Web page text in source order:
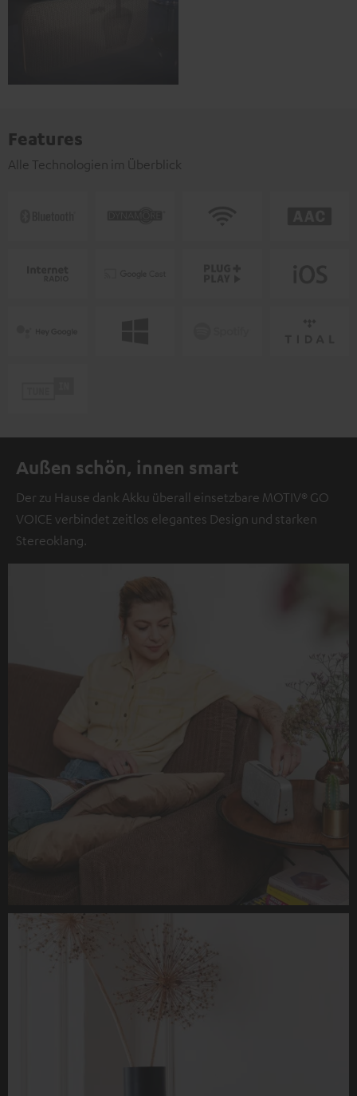
Features
Alle Technologien im Überblick
Außen schön, innen smart
Der zu Hause dank Akku überall einsetzbare MOTIV® GO
VOICE verbindet zeitlos elegantes Design und starken
Stereoklang.